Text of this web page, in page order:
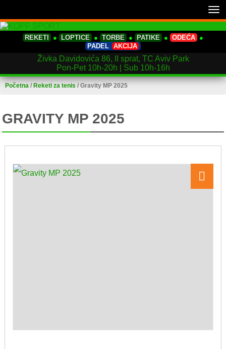
REKETI ● LOPTICE ● TORBE ● PATIKE ● ODEĆA ●
PADEL AKCIJA
Živka Davidovića 86, II sprat, TC Aviv Park
Pon-Pet 10h-20h | Sub 10h-16h
Početna / Reketi za tenis /Gravity MP 2025
GRAVITY MP 2025